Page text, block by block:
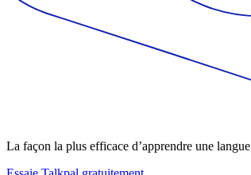
La façon la plus efficace d’apprendre une langue